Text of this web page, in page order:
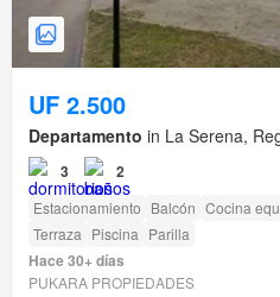
UF 2.500
Departamento in La Serena,
3 2
Estacionamiento Balcón Cocina
Terraza Piscina Parilla
Hace 30+ días
PUKARA PROPIEDADES